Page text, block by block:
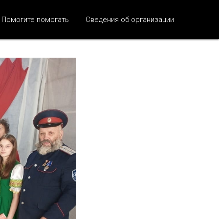
Помогите помогать Сведения об организации